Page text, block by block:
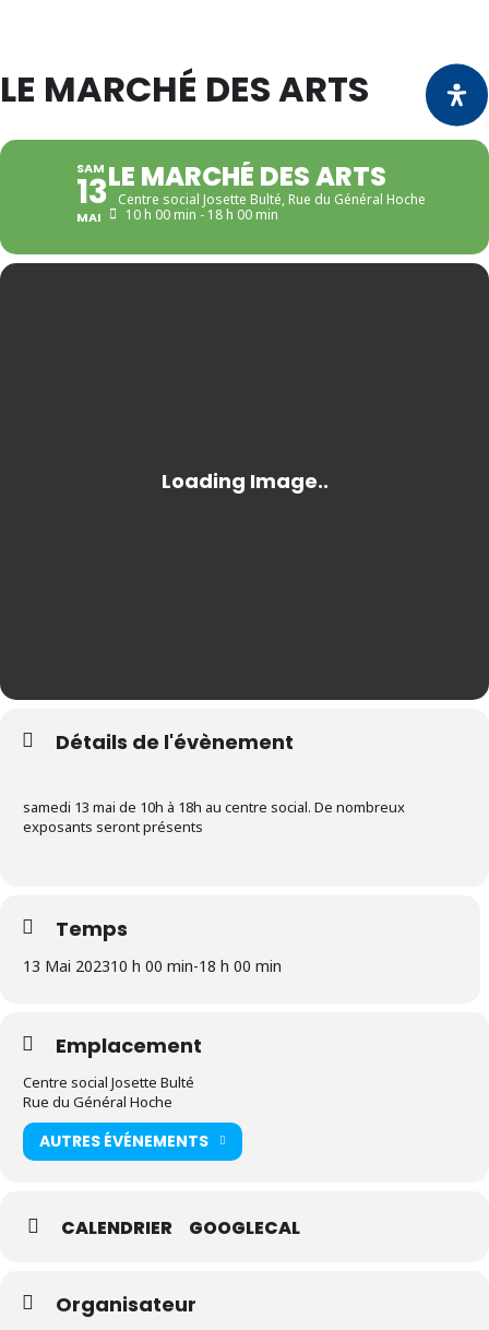
LE MARCHÉ DES ARTS
SAM
13
MAI
LE MARCHÉ DES ARTS
Centre social Josette Bulté, Rue du Général Hoche
10 h 00 min - 18 h 00 min
Détails de l'évènement
samedi 13 mai de 10h à 18h au centre social. De nombreux
exposants seront présents
Temps
13 Mai 202310 h 00 min-18 h 00 min
Emplacement
Centre social Josette Bulté
Rue du Général Hoche
AUTRES ÉVÉNEMENTS
CALENDRIER GOOGLECAL
Organisateur